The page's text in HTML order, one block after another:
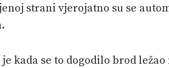
strani vjerojatno su se
kada se to dogodilo brod ležao